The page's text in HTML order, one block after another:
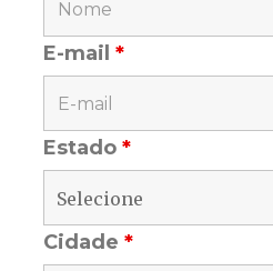
E-mail*
Estado*
Cidade*